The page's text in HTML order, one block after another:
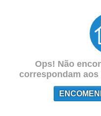
Ops! Não
correspondam